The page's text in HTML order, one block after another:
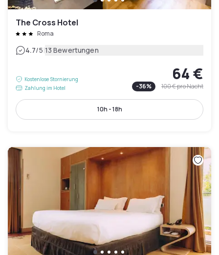
The Cross Hotel
Roma
4.7/5|13 Bewertungen
Kostenlose Stornierung
Zahlung im Hotel
64 €
-36% 100 €pro Nacht
10h - 18h